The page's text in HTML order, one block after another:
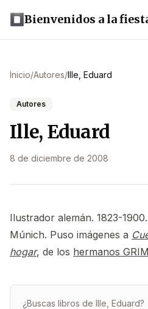
Bienvenidos a la
Inicio/Autores/Ille, Eduard
Autores
Ille, Eduard
8 de diciembre de 2008
Ilustrador alemán. 1823-
Múnich. Puso imágenes a
hogar, de los hermanos
¿Buscas libros de Ille, Eduard?